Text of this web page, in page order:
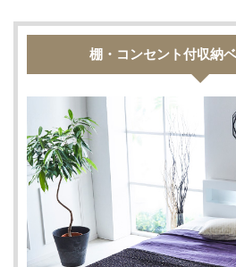
棚・コンセント付収納